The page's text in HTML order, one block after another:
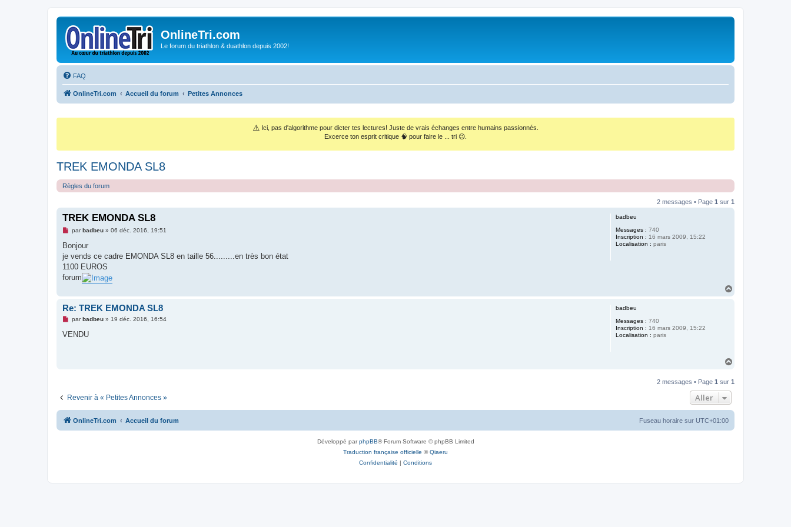
OnlineTri.com
Le forum du triathlon & duathlon depuis 2002!
FAQ
OnlineTri.com Accueil du forum Petites Annonces
⚠️ Ici, pas d'algorithme pour dicter tes lectures! Juste de vrais échanges entre humains passionnés.
Excerce ton esprit critique 🧠 pour faire le ... tri 😉.
TREK EMONDA SL8
Règles du forum
2 messages • Page 1 sur 1
badbeu
Messages : 740
Inscription : 16 mars 2009, 15:22
Localisation : paris
TREK EMONDA SL8
M
s
a
g
n
u
parbadbeu» 06 déc. 2016, 19:51
Bonjour
je vends ce cadre EMONDA SL8 en taille 56.........en très bon état
1100 EUROS
forum
badbeu
Messages : 740
Inscription : 16 mars 2009, 15:22
Localisation : paris
Re: TREK EMONDA SL8
M
s
u
parbadbeu» 19 déc. 2016, 16:54
VENDU
t
2 messages • Page 1 sur 1
Revenir à « Petites Annonces » Aller
OnlineTri.com Accueil du forum Fuseau horaire sur UTC+01:00
Développé parphpBB® Forum Software © phpBB Limited
Traduction française officielle ©Qiaeru
Confidentialité | Conditions